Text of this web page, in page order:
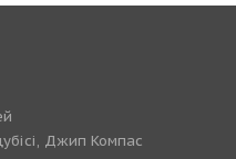
Джип Компас